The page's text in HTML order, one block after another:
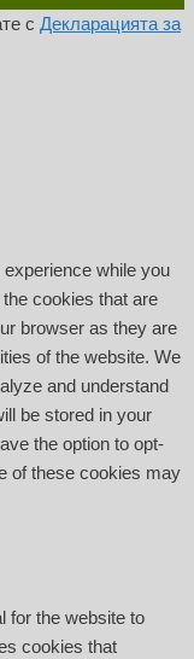
с Декларацията за
while you
cookies that are
browser as they are
of the website. We
and understand
be stored in your
the option to opt-
of these cookies may
for the website to
cookies that